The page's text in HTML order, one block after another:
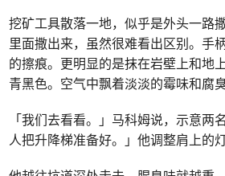
挖矿工具散落一地，似乎是外头一路
里面撒出来，虽然很难看出区别。手
的擦痕。更明显的是抹在岩壁上和地
青黑色。空气中飘着淡淡的霉味和腐
「我们去看看。」马科姆说，示意两
人把升降梯准备好。」他调整肩上的